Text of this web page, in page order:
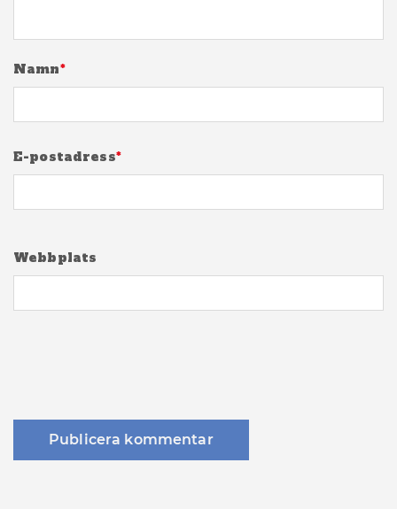
Namn*
E-postadress*
Webbplats